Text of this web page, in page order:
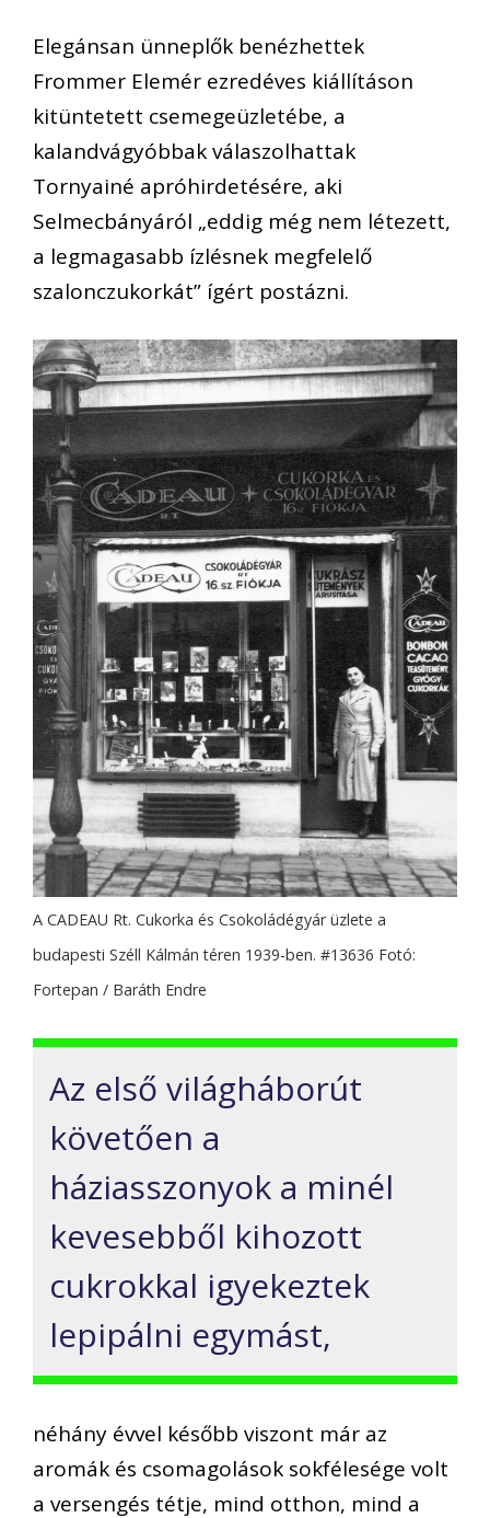
Elegánsan ünneplők benézhettek
Frommer Elemér ezredéves kiállításon
kitüntetett csemegeüzletébe, a
kalandvágyóbbak válaszolhattak
Tornyainé apróhirdetésére, aki
Selmecbányáról „eddig még nem létezett,
a legmagasabb ízlésnek megfelelő
szalonczukorkát” ígért postázni.
A CADEAU Rt. Cukorka és Csokoládégyár üzlete a
budapesti Széll Kálmán téren 1939-ben. #13636 Fotó:
Fortepan / Baráth Endre
Az első világháborút
követően a
háziasszonyok a minél
kevesebből kihozott
cukrokkal igyekeztek
lepipálni egymást,
néhány évvel később viszont már az
aromák és csomagolások sokfélesége volt
a versengés tétje, mind otthon, mind a